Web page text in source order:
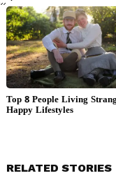
RELATED STORIES